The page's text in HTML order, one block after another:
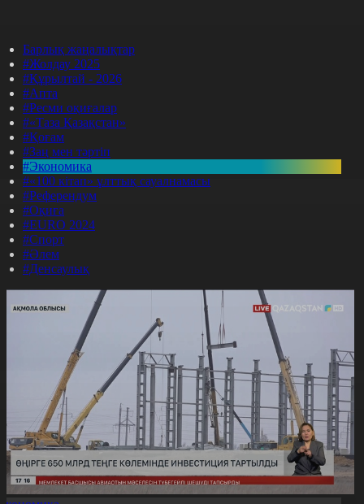
Барлық жаңалықтар
#Жолдау 2025
#Құрылтай - 2026
#Апта
#Ресми оқиғалар
#«Таза Қазақстан»
#Қоғам
#Заң мен тәртіп
#Экономика
#«100 кітап» ұлттық сауалнамасы
#Референдум
#Оқиға
#EURO 2024
#Спорт
#Әлем
#Денсаулық